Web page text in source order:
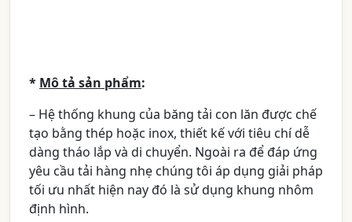
* Mô tả sản phẩm:
– Hệ thống khung của băng tải con lăn được chế
tạo bằng thép hoặc inox, thiết kế với tiêu chí dễ
dàng tháo lắp và di chuyển. Ngoài ra để đáp ứng
yêu cầu tải hàng nhẹ chúng tôi áp dụng giải pháp
tối ưu nhất hiện nay đó là sử dụng khung nhôm
định hình.